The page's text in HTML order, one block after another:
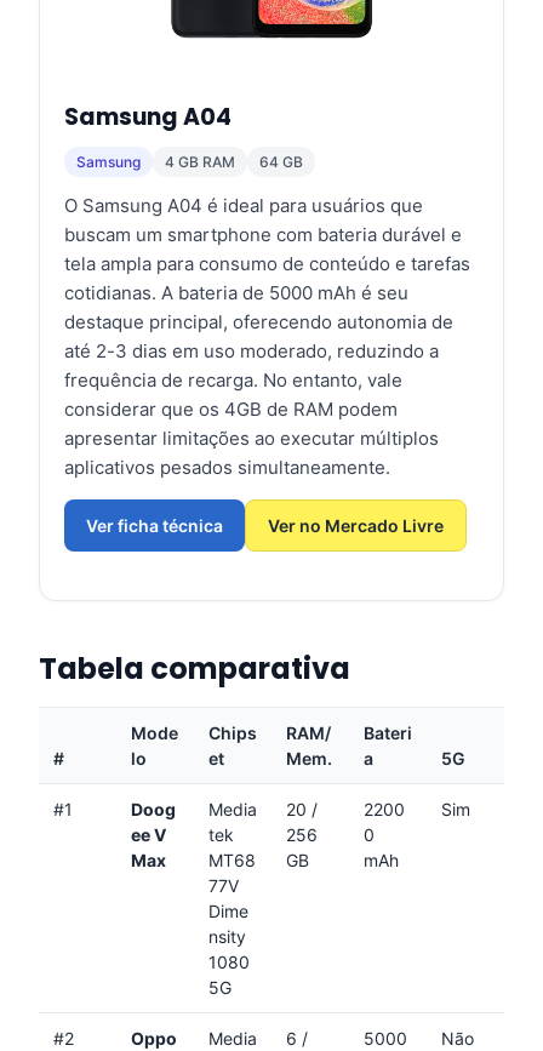
Samsung A04
Samsung 4 GB RAM 64 GB
O Samsung A04 é ideal para usuários que
buscam um smartphone com bateria durável e
tela ampla para consumo de conteúdo e tarefas
cotidianas. A bateria de 5000 mAh é seu
destaque principal, oferecendo autonomia de
até 2-3 dias em uso moderado, reduzindo a
frequência de recarga. No entanto, vale
considerar que os 4GB de RAM podem
apresentar limitações ao executar múltiplos
aplicativos pesados simultaneamente.
Ver ficha técnica Ver no Mercado Livre
Tabela comparativa
#
Mode
lo
Chips
et
RAM/
Mem.
Bateri
a
5G
#1
Doog
ee V
Max
Media
tek
MT68
77V
Dime
nsity
1080
5G
20 /
256
GB
2200
0
mAh
Sim
#2
Oppo
Media
6 /
5000
Não